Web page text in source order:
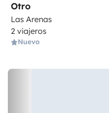
Otro
Las Arenas
2 viajeros
Nuevo